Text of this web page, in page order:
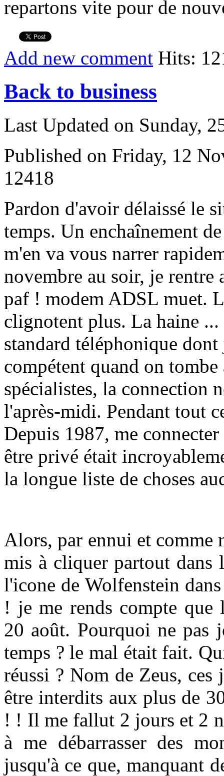
repartons vite pour de
Add new comment Hits:
Back to business
Last Updated on Sunday,
Published on Friday, 12
12418
Pardon d'avoir délaissé le
temps. Un enchaînement
m'en va vous narrer
novembre au soir, je rentre
paf ! modem ADSL muet.
clignotent plus. La haine
standard téléphonique
compétent quand on
spécialistes, la connection
l'après-midi. Pendant tout
Depuis 1987, me
être privé était
la longue liste de choses
Alors, par ennui et comme
mis à cliquer partout dans
l'icone de Wolfenstein
! je me rends compte que
20 août. Pourquoi ne pas
temps ? le mal était fait.
réussi ? Nom de Zeus,
être interdits aux plus de
! ! Il me fallut 2 jours et 2
à me débarrasser des
jusqu'à ce que, manquant